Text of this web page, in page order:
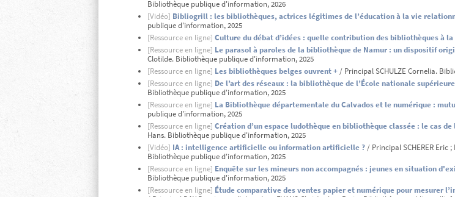
Bibliothèque publique d'information, 2026
[Vidéo] Bibliogrill : les bibliothèques, actrices légitimes de l’éducation à la vie
publique d'information, 2025
[Ressource en ligne] Culture du débat d’idées : quelle contribution des bibliothèques à
[Ressource en ligne] Le parasol à paroles de la bibliothèque de Namur : un dispositif
Clotilde. Bibliothèque publique d'information, 2025
[Ressource en ligne] Les bibliothèques belges ouvrent +/ Principal SCHULZE Cornelia.
[Ressource en ligne] De l’art des réseaux : la bibliothèque de l’École nationale
Bibliothèque publique d'information, 2025
[Ressource en ligne] La Bibliothèque départementale du Calvados et le numérique :
publique d'information, 2025
[Ressource en ligne] Création d’un espace ludothèque en bibliothèque classée : le cas
Hans. Bibliothèque publique d'information, 2025
[Vidéo] IA : intelligence artificielle ou information artificielle ?/ Principal SCHERER Eric ;
Bibliothèque publique d'information, 2025
[Ressource en ligne] Enquête sur les mineurs non accompagnés : jeunes en situation
Bibliothèque publique d'information, 2025
[Ressource en ligne] Étude comparative des ventes papier et numérique pour mesurer